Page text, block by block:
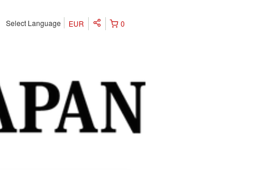
0
EUR
Select Language